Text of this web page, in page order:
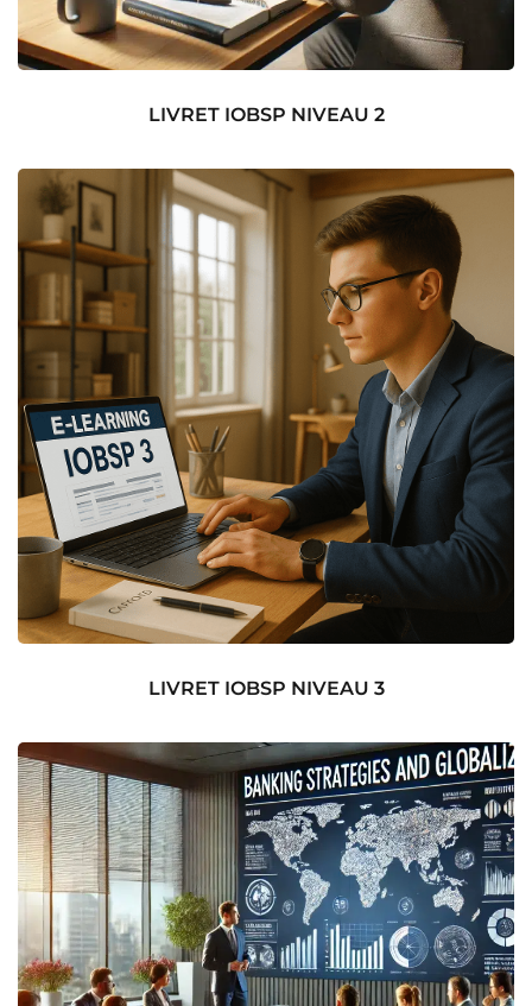
LIVRET IOBSP NIVEAU 2
LIVRET IOBSP NIVEAU 3